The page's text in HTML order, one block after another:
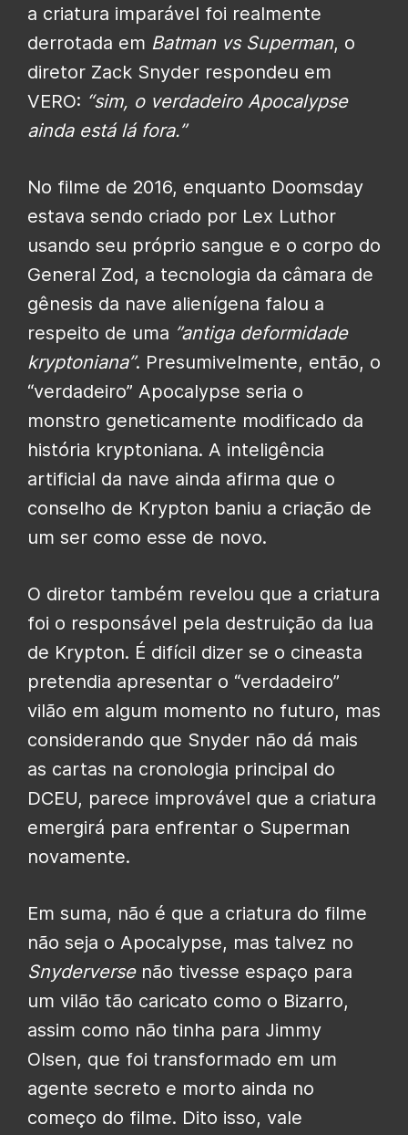
a criatura imparável foi realmente
derrotada em Batman vs Superman, o
diretor Zack Snyder respondeu em
VERO: “sim, o verdadeiro Apocalypse
ainda está lá fora.”
No filme de 2016, enquanto Doomsday
estava sendo criado por Lex Luthor
usando seu próprio sangue e o corpo do
General Zod, a tecnologia da câmara de
gênesis da nave alienígena falou a
respeito de uma ”antiga deformidade
kryptoniana”. Presumivelmente, então, o
“verdadeiro” Apocalypse seria o
monstro geneticamente modificado da
história kryptoniana. A inteligência
artificial da nave ainda afirma que o
conselho de Krypton baniu a criação de
um ser como esse de novo.
O diretor também revelou que a criatura
foi o responsável pela destruição da lua
de Krypton. É difícil dizer se o cineasta
pretendia apresentar o “verdadeiro”
vilão em algum momento no futuro, mas
considerando que Snyder não dá mais
as cartas na cronologia principal do
DCEU, parece improvável que a criatura
emergirá para enfrentar o Superman
novamente.
Em suma, não é que a criatura do filme
não seja o Apocalypse, mas talvez no
Snyderversenão tivesse espaço para
um vilão tão caricato como o Bizarro,
assim como não tinha para Jimmy
Olsen, que foi transformado em um
agente secreto e morto ainda no
começo do filme. Dito isso, vale